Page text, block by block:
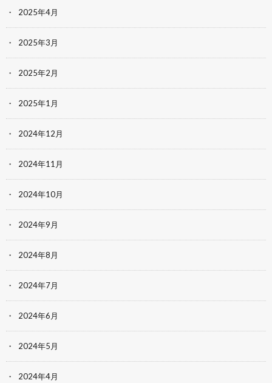
2025年4月
2025年3月
2025年2月
2025年1月
2024年12月
2024年11月
2024年10月
2024年9月
2024年8月
2024年7月
2024年6月
2024年5月
2024年4月